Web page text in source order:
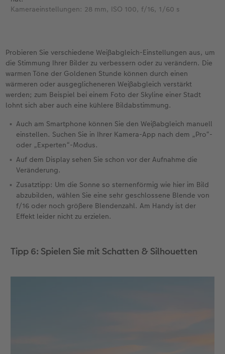
Kameraeinstellungen: 28 mm, ISO 100, f/16, 1/60 s
Probieren Sie verschiedene Weißabgleich-Einstellungen aus, um
die Stimmung Ihrer Bilder zu verbessern oder zu verändern. Die
warmen Töne der Goldenen Stunde können durch einen
wärmeren oder ausgeglicheneren Weißabgleich verstärkt
werden; zum Beispiel bei einem Foto der Skyline einer Stadt
lohnt sich aber auch eine kühlere Bildabstimmung.
Auch am Smartphone können Sie den Weißabgleich manuell
einstellen. Suchen Sie in Ihrer Kamera-App nach dem „Pro“-
oder „Experten“-Modus.
Auf dem Display sehen Sie schon vor der Aufnahme die
Veränderung.
Zusatztipp: Um die Sonne so sternenförmig wie hier im Bild
abzubilden, wählen Sie eine sehr geschlossene Blende von
f/16 oder noch größere Blendenzahl. Am Handy ist der
Effekt leider nicht zu erzielen.
Tipp 6: Spielen Sie mit Schatten & Silhouetten